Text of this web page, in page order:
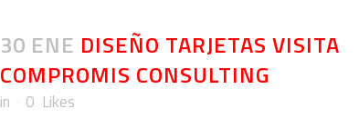
30 ENE DISEÑO TARJETAS VISITA
COMPROMIS CONSULTING
in 0 Likes